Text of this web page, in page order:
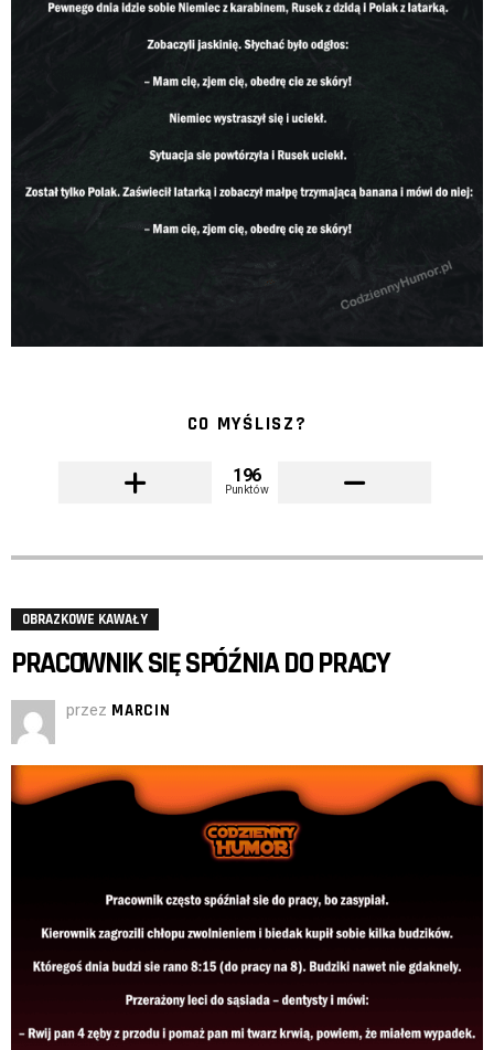
CO MYŚLISZ?
196
Punktów
OBRAZKOWE KAWAŁY
PRACOWNIK SIĘ SPÓŹNIA DO PRACY
przez MARCIN